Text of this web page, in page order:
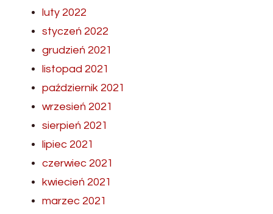
luty 2022
styczeń 2022
grudzień 2021
listopad 2021
październik 2021
wrzesień 2021
sierpień 2021
lipiec 2021
czerwiec 2021
kwiecień 2021
marzec 2021